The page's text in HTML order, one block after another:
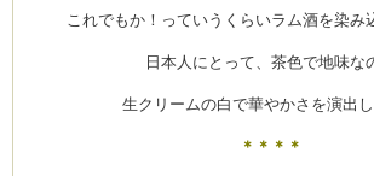
これでもか！っていうくらいラム酒を染み
日本人にとって、茶色で地味な
生クリームの白で華やかさを演出
＊＊＊＊